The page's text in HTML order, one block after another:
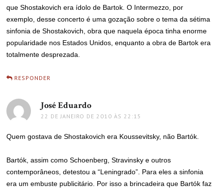
que Shostakovich era ídolo de Bartok. O Intermezzo, por
exemplo, desse concerto é uma gozação sobre o tema da sétima
sinfonia de Shostakovich, obra que naquela época tinha enorme
popularidade nos Estados Unidos, enquanto a obra de Bartok era
totalmente desprezada.
RESPONDER
José Eduardo
22 DE JANEIRO DE 2010 ÀS 22:15
Quem gostava de Shostakovich era Koussevitsky, não Bartók.
Bartók, assim como Schoenberg, Stravinsky e outros
contemporâneos, detestou a “Leningrado”. Para eles a sinfonia
era um embuste publicitário. Por isso a brincadeira que Bartók faz